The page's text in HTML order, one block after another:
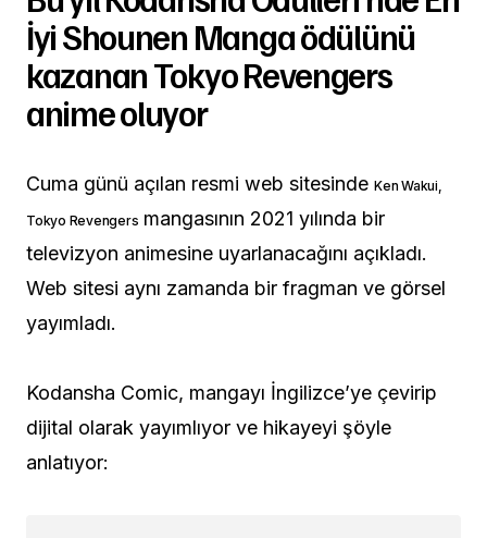
İyi Shounen Manga ödülünü
kazanan Tokyo Revengers
anime oluyor
Cuma günü açılan resmi web sitesinde Ken Wakui,
Tokyo Revengers mangasının 2021 yılında bir
televizyon animesine uyarlanacağını açıkladı.
Web sitesi aynı zamanda bir fragman ve görsel
yayımladı.
Kodansha Comic, mangayı İngilizce’ye çevirip
dijital olarak yayımlıyor ve hikayeyi şöyle
anlatıyor: